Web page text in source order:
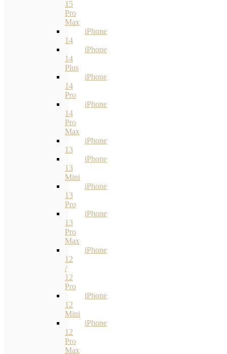
15
Pro
Max
iPhone
14
iPhone
14
Plus
iPhone
14
Pro
iPhone
14
Pro
Max
iPhone
13
iPhone
13
Mini
iPhone
13
Pro
iPhone
13
Pro
Max
iPhone
12
/
12
Pro
iPhone
12
Mini
iPhone
12
Pro
Max